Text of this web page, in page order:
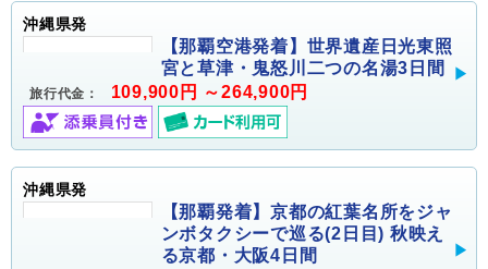
沖縄県発
【那覇空港発着】世界遺産日光東照
宮と草津・鬼怒川二つの名湯3日間
旅行代金： 109,900円 ～264,900円
沖縄県発
【那覇発着】京都の紅葉名所をジャ
ンボタクシーで巡る(2日目) 秋映え
る京都・大阪4日間